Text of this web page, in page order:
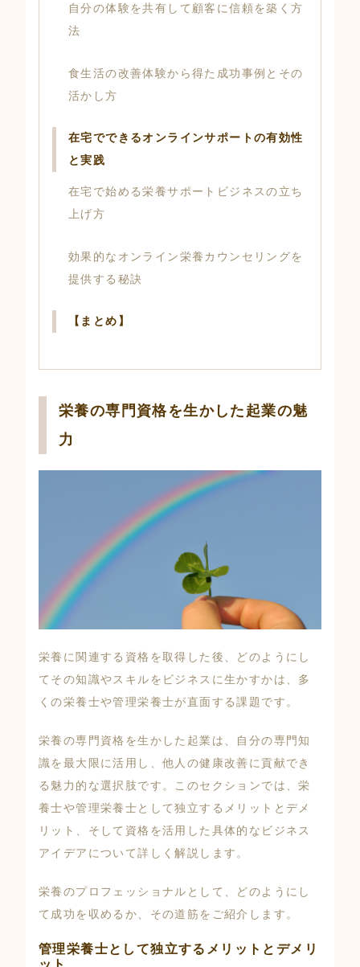
自分の体験を共有して顧客に信頼を築く方
法
食生活の改善体験から得た成功事例とその
活かし方
在宅でできるオンラインサポートの有効性
と実践
在宅で始める栄養サポートビジネスの立ち
上げ方
効果的なオンライン栄養カウンセリングを
提供する秘訣
【まとめ】
栄養の専門資格を生かした起業の魅
力
栄養に関連する資格を取得した後、どのようにし
てその知識やスキルをビジネスに生かすかは、多
くの栄養士や管理栄養士が直面する課題です。
栄養の専門資格を生かした起業は、自分の専門知
識を最大限に活用し、他人の健康改善に貢献でき
る魅力的な選択肢です。このセクションでは、栄
養士や管理栄養士として独立するメリットとデメ
リット、そして資格を活用した具体的なビジネス
アイデアについて詳しく解説します。
栄養のプロフェッショナルとして、どのようにし
て成功を収めるか、その道筋をご紹介します。
管理栄養士として独立するメリットとデメリ
ット